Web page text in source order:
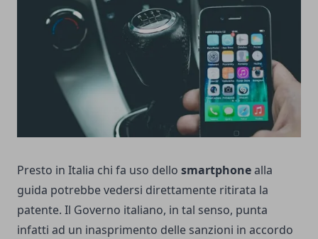
Presto in Italia chi fa uso dello smartphonealla
guida potrebbe vedersi direttamente ritirata la
patente. Il Governo italiano, in tal senso, punta
infatti ad un inasprimento delle sanzioni in accordo